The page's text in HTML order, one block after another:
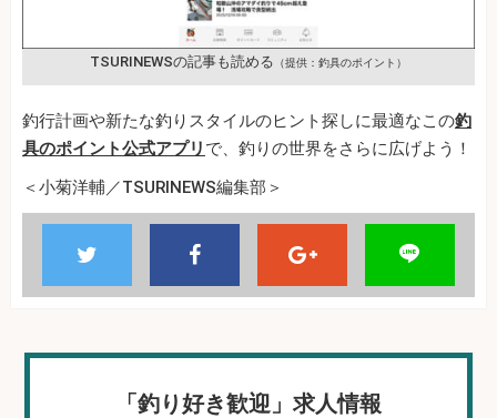
TSURINEWSの記事も読める （提供：釣具のポイント）
釣行計画や新たな釣りスタイルのヒント探しに最適なこの釣
具のポイント公式アプリ で、釣りの世界をさらに広げよう！
＜小菊洋輔／TSURINEWS編集部＞
「釣り好き歓迎」求人情報